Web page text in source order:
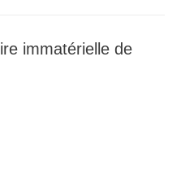
immatérielle de